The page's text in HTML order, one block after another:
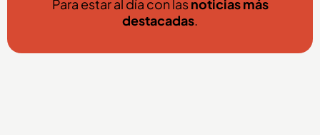
Para estar al día con lasnoticias más
destacadas